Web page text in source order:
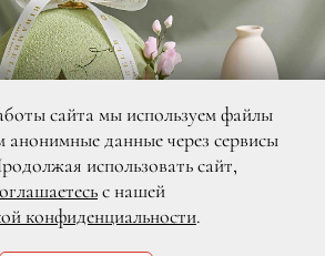
сайта мы используем файлы
анонимные данные через сервисы
использовать сайт,
с нашей
конфиденциальности.